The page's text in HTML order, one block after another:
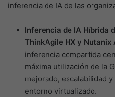
inferencia de IA de las
Inferencia de IA Híbrida
ThinkAgile HX y Nutanix
inferencia compartida
máxima utilización de la
mejorado, escalabilidad
entorno virtualizado.